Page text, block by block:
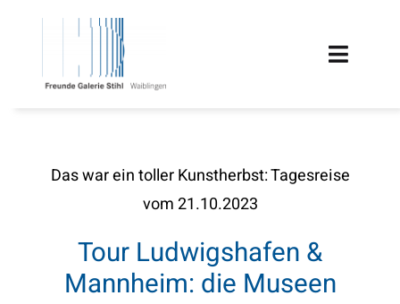
Toggle
TERMINE
FÖRDERUNG
Das war ein toller Kunstherbst: Tagesreise
vom 21.10.2023
Tour Ludwigshafen &
Mannheim: die Museen